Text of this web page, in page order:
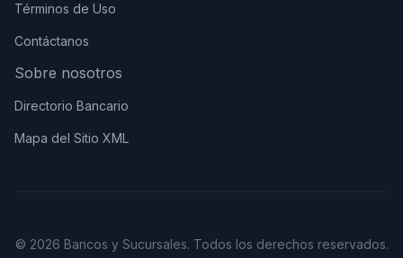
Términos de Uso
Contáctanos
Sobre nosotros
Directorio Bancario
Mapa del Sitio XML
© 2026 Bancos y Sucursales. Todos los derechos reservados.